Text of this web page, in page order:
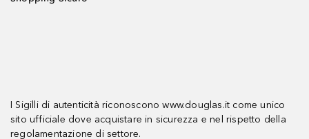
I Sigilli di autenticità riconoscono www.douglas.it come unico
sito ufficiale dove acquistare in sicurezza e nel rispetto della
regolamentazione di settore.